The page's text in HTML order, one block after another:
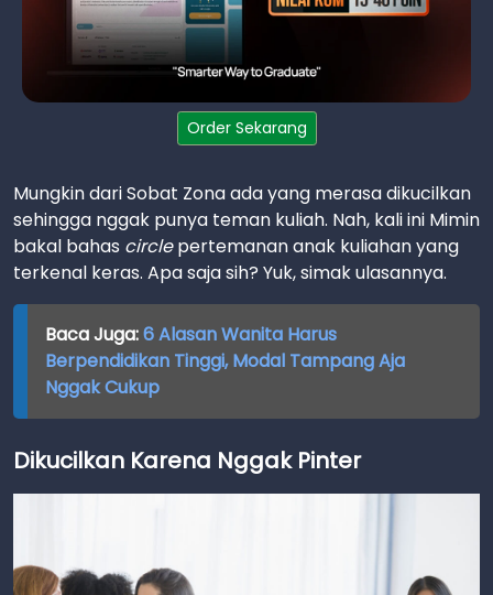
Order Sekarang
Mungkin dari Sobat Zona ada yang merasa dikucilkan
sehingga nggak punya teman kuliah. Nah, kali ini Mimin
bakal bahas circlepertemanan anak kuliahan yang
terkenal keras. Apa saja sih? Yuk, simak ulasannya.
Baca Juga:6 Alasan Wanita Harus
Berpendidikan Tinggi, Modal Tampang Aja
Nggak Cukup
Dikucilkan Karena Nggak Pinter